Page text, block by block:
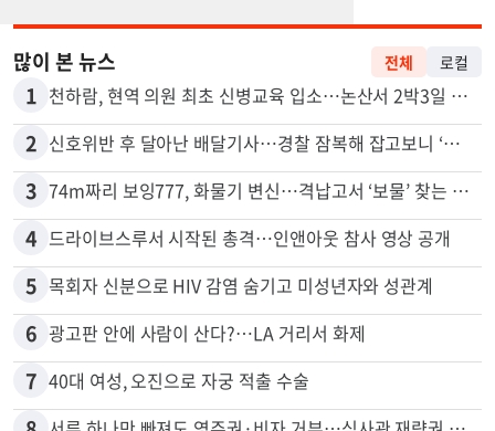
많이 본 뉴스 전체 로컬
1 천하람, 현역 의원 최초 신병교육 입소…논산서 2박3일 생활
2 신호위반 후 달아난 배달기사…경찰 잠복해 잡고보니 ‘반전’
3 74m짜리 보잉777, 화물기 변신…격납고서 ‘보물’ 찾는 인천공항
4 드라이브스루서 시작된 총격…인앤아웃 참사 영상 공개
5 목회자 신분으로 HIV 감염 숨기고 미성년자와 성관계
6 광고판 안에 사람이 산다?…LA 거리서 화제
7 40대 여성, 오진으로 자궁 적출 수술